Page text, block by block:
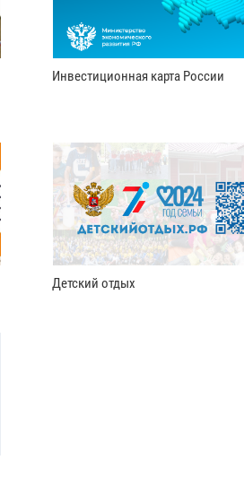
Инвестиционная карта России
Детский отдых